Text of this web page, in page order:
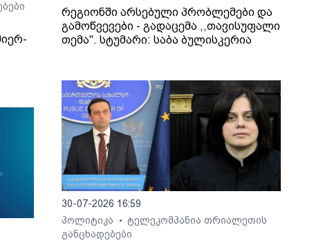
რეგიონში არსებული პრობლემები და
გამოწვევები - გადაცემა ,,თავისუფალი
თემა". სტუმარი: საბა ბულისკერია
30-07-2026 16:59
პოლიტიკა
•
ტელეკომპანია თრიალეთის
განცხადებები